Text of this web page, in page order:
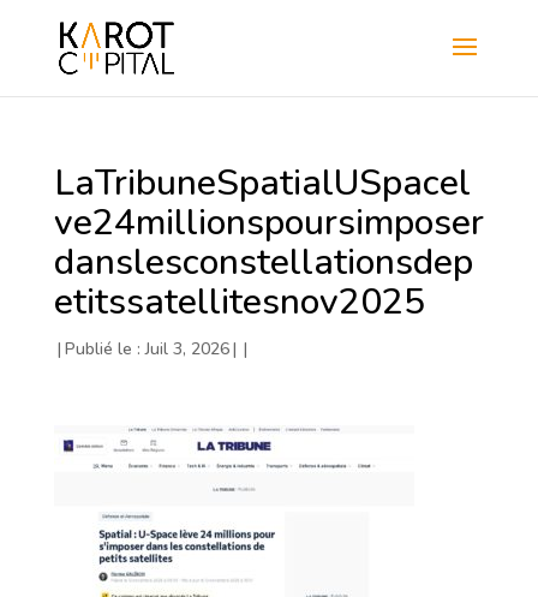
LaTribuneSpatialUSpacel
ve24millionspoursimposer
danslesconstellationsdep
etitssatellitesnov2025
| Publié le : Juil 3, 2026| |